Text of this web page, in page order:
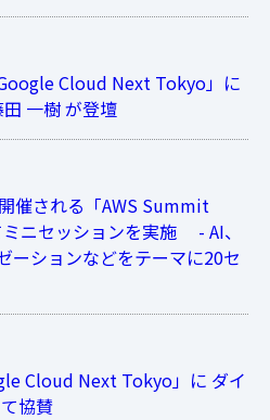
Cloud Next Tokyo」に
田 一樹 が登壇
催される「AWS Summit
ニセッションを実施 - AI、
ーションなどをテーマに20セ
Cloud Next Tokyo」に ダイ
協賛